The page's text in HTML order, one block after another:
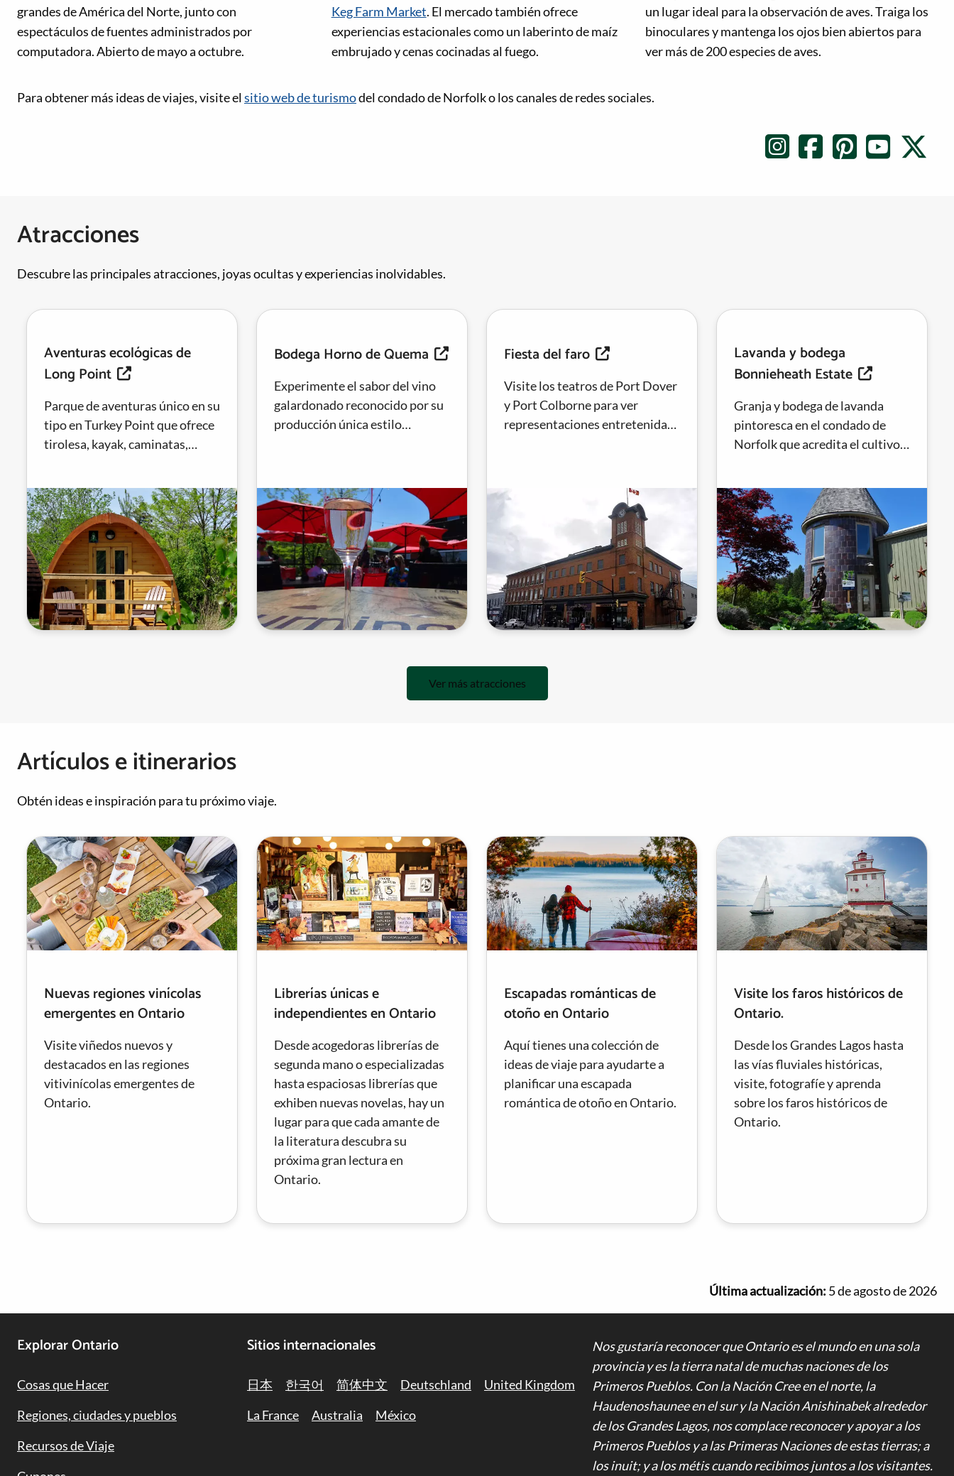
grandes de América del Norte, junto con
espectáculos de fuentes administrados por
computadora. Abierto de mayo a octubre.
Keg Farm Market. El mercado también ofrece
experiencias estacionales como un laberinto de maíz
embrujado y cenas cocinadas al fuego.
un lugar ideal para la observación de aves. Traiga los
binoculares y mantenga los ojos bien abiertos para
ver más de 200 especies de aves.
Enlaces de redes sociales
Para obtener más ideas de viajes, visite elsitio web de turismodel condado de Norfolk o los canales de redes sociales.
Atracciones
Descubre las principales atracciones, joyas ocultas y experiencias inolvidables.
Aventuras ecológicas de
Long Point
Parque de aventuras único en su
tipo en Turkey Point que ofrece
tirolesa, kayak, caminatas,
Bodega Horno de Quema
Experimente el sabor del vino
galardonado reconocido por su
producción única estilo
Fiesta del faro
Visite los teatros de Port Dover
y Port Colborne para ver
representaciones entretenidas
Lavanda y bodega
Bonnieheath Estate
Granja y bodega de lavanda
pintoresca en el condado de
Norfolk que acredita el cultivo
Ver más atracciones
Artículos e itinerarios
Obtén ideas e inspiración para tu próximo viaje.
Nuevas regiones vinícolas
emergentes en Ontario
Visite viñedos nuevos y
destacados en las regiones
vitivinícolas emergentes de
Ontario.
Librerías únicas e
independientes en Ontario
Desde acogedoras librerías de
segunda mano o especializadas
hasta espaciosas librerías que
exhiben nuevas novelas, hay un
lugar para que cada amante de
la literatura descubra su
próxima gran lectura en
Ontario.
Escapadas románticas de
otoño en Ontario
Aquí tienes una colección de
ideas de viaje para ayudarte a
planificar una escapada
romántica de otoño en Ontario.
Visite los faros históricos de
Ontario.
Desde los Grandes Lagos hasta
las vías fluviales históricas,
visite, fotografíe y aprenda
sobre los faros históricos de
Ontario.
Última actualización: 5 de agosto de 2026
Footer
Navigation
Explorar Ontario
Cosas que Hacer
Regiones, ciudades y pueblos
Recursos de Viaje
Sitios internacionales
日本 한국어 简体中文 Deutschland
United Kingdom
La France
Australia México
Nos gustaría reconocer que Ontario es el mundo en una sola
provincia y es la tierra natal de muchas naciones de los
Primeros Pueblos. Con la Nación Cree en el norte, la
Haudenoshaunee en el sur y la Nación Anishinabek alrededor
de los Grandes Lagos, nos complace reconocer y apoyar a los
Primeros Pueblos y a las Primeras Naciones de estas tierras; a
los inuit; y a los métis cuando recibimos juntos a los visitantes.